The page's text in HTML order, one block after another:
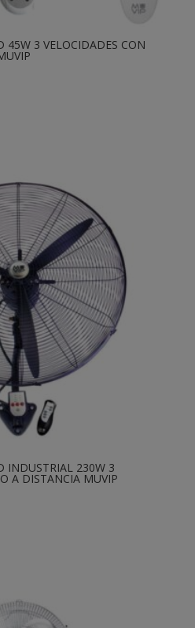
45W 3 VELOCIDADES CON
INDUSTRIAL 230W 3
A DISTANCIA MUVIP